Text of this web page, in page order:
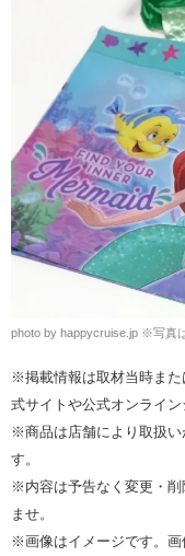
photo by happycruise.jp ※写真
※掲載情報は取材当時また
式サイトや公式オンライン
※商品は店舗により取扱い
す。
※内容は予告なく変更・削
ませ。
※画像はイメージです。画